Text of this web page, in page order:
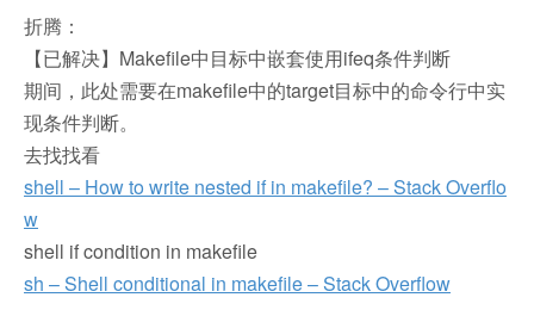
折腾：
【已解决】Makefile中目标中嵌套使用ifeq条件判断
期间，此处需要在makefile中的target目标中的命令行中实
现条件判断。
去找找看
shell – How to write nested if in makefile? – Stack Overflo
w
shell if condition in makefile
sh – Shell conditional in makefile – Stack Overflow